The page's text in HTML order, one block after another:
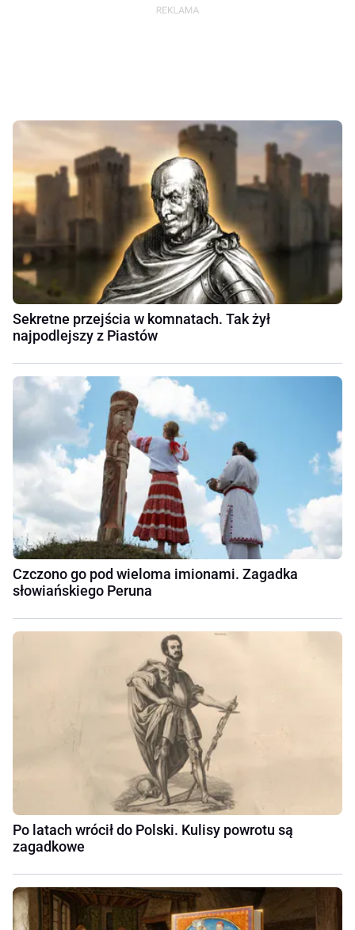
Sekretne przejścia w komnatach. Tak żył
najpodlejszy z Piastów
Czczono go pod wieloma imionami. Zagadka
słowiańskiego Peruna
Po latach wrócił do Polski. Kulisy powrotu są
zagadkowe